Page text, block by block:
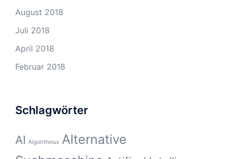
August 2018
Juli 2018
April 2018
Februar 2018
Schlagwörter
AI Algorithmus Alternative